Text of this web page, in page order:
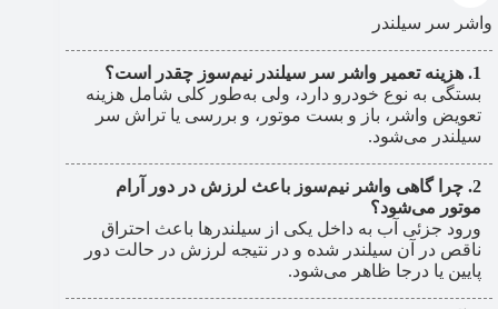
واشر سر سیلندر
هزینه تعمیر واشر سر سیلندر نیم‌سوز چقدر است؟
بستگی به نوع خودرو دارد، ولی به‌طور کلی شامل هزینه
تعویض واشر، باز و بست موتور، و بررسی یا تراش سر
سیلندر می‌شود.
چرا گاهی واشر نیم‌سوز باعث لرزش در دور آرام
موتور می‌شود؟
ورود جزئی آب به داخل یکی از سیلندرها باعث احتراق
ناقص در آن سیلندر شده و در نتیجه لرزش در حالت دور
پایین یا درجا ظاهر می‌شود.